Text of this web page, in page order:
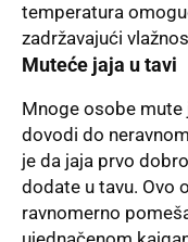
temperatura
zadržavajući
Muteće jaja u tavi
Mnoge osobe
dovodi do
je da jaja prvo
dodate u tavu. Ovo
ravnomerno